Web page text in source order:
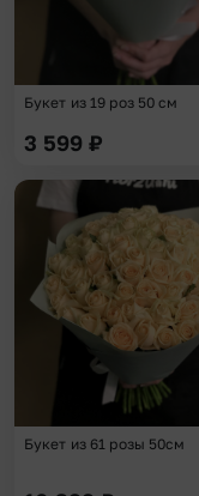
Букет из 19 роз 50 см
3 599 ₽
Букет из 61 розы 50см